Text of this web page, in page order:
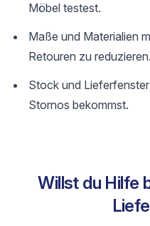
Möbel testest.
Maße und Materialien
Retouren zu reduzieren.
Stock und
Stornos bekommst.
Willst du Hilfe